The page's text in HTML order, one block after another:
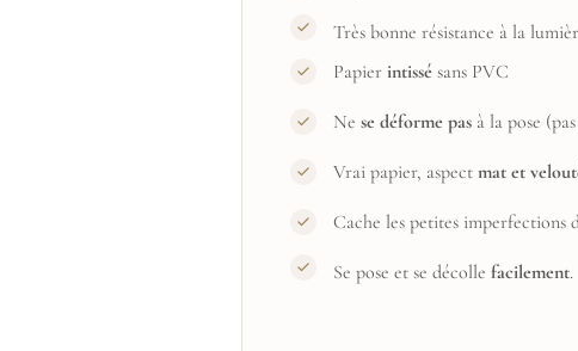
Très bonne résistance à la
Papier intissésans PVC
Ne se déforme pas à la pose
Vrai papier, aspect mat et
Cache les petites imperfections
Se pose et se décolle facilement.